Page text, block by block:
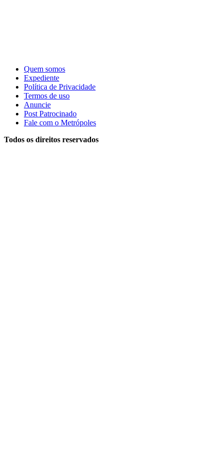
Quem somos
Expediente
Política de Privacidade
Termos de uso
Anuncie
Post Patrocinado
Fale com o Metrópoles
Todos os direitos reservados